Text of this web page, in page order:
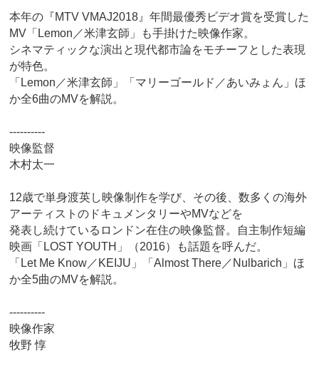
本年の『MTV VMAJ2018』年間最優秀ビデオ賞を受賞した
MV「Lemon／米津玄師」も手掛けた映像作家。
シネマティックな演出と現代都市論をモチーフとした表現
が特色。
「Lemon／米津玄師」「マリーゴールド／あいみょん」ほ
か全6曲のMVを解説。
----------
映像監督
木村太一
12歳で単身渡英し映像制作を学び、その後、数多くの海外
アーティストのドキュメンタリーやMVなどを
発表し続けているロンドン在住の映像監督。自主制作短編
映画「LOST YOUTH」（2016）も話題を呼んだ。
「Let Me Know／KEIJU」「Almost There／Nulbarich」ほ
か全5曲のMVを解説。
----------
映像作家
牧野 惇